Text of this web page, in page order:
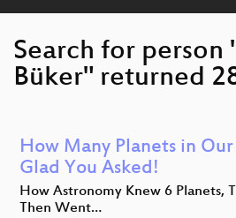
Search for person
Büker" returned
How Many Planets in Our
Glad You Asked!
How Astronomy Knew 6 Planets,
Then Went…